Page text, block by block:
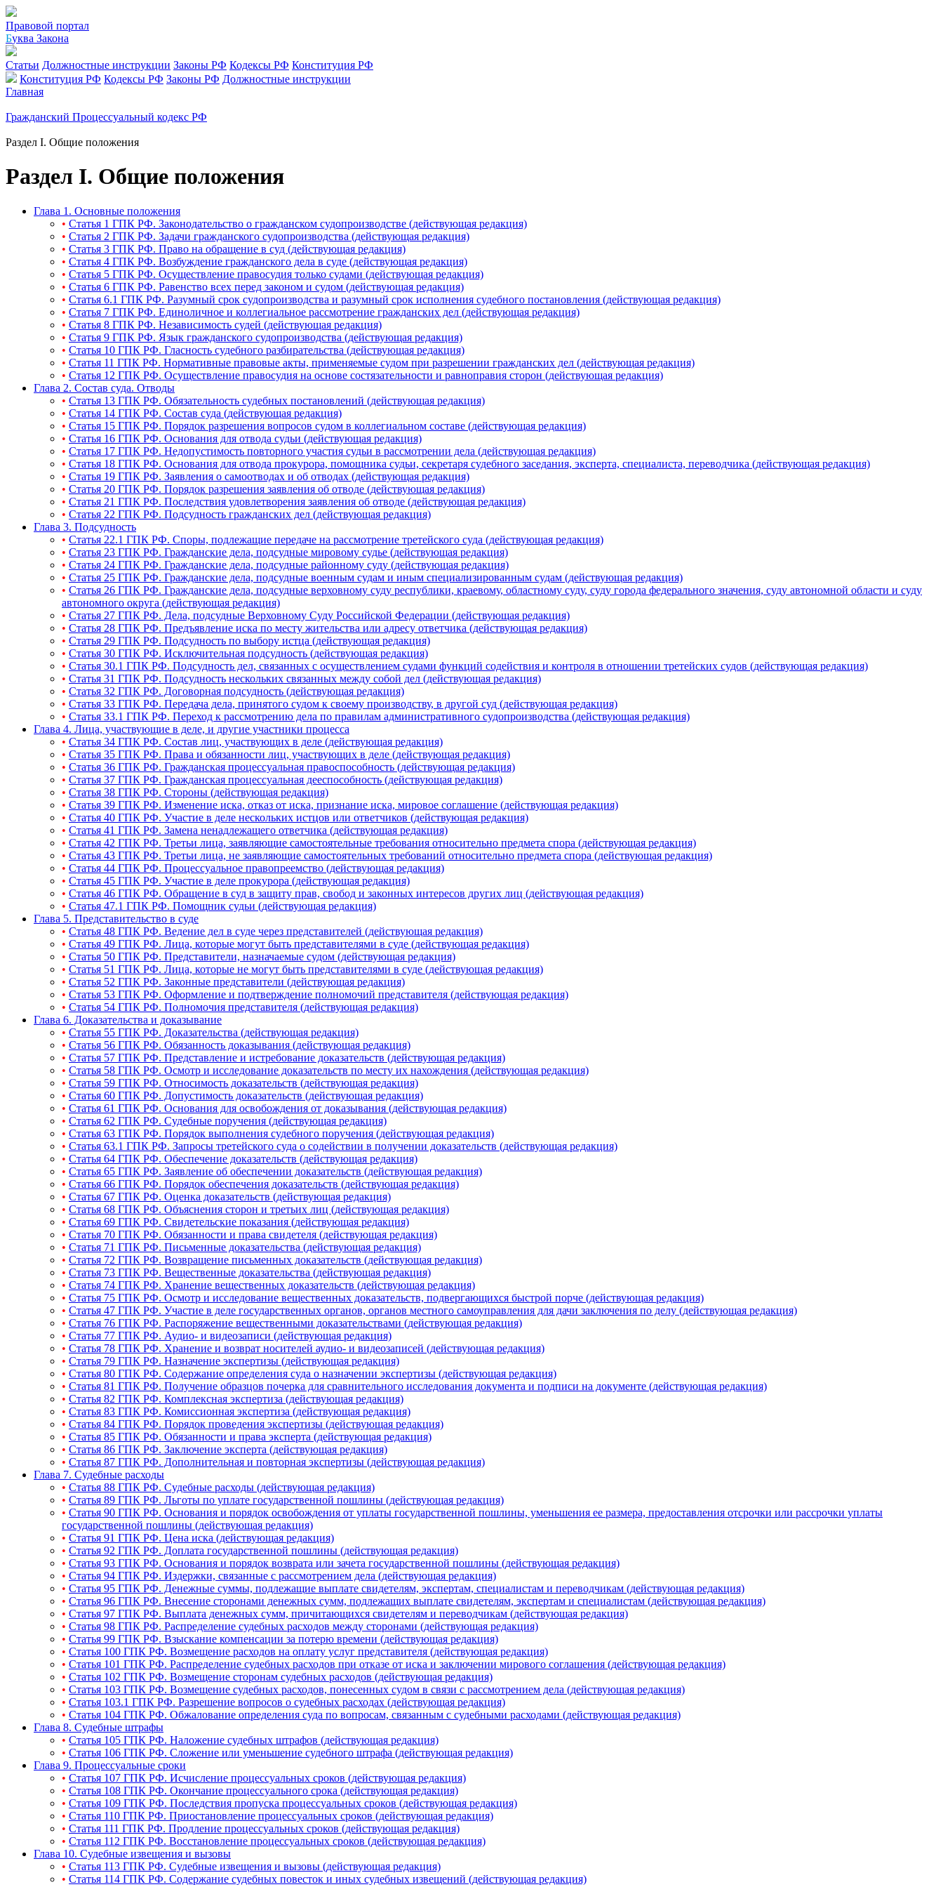
Правовой портал
Буква Закона
Статьи Должностные инструкции Законы РФ Кодексы РФ Конституция РФ
Конституция РФ Кодексы РФ Законы РФ Должностные инструкции
Главная
Гражданский Процессуальный кодекс РФ
Раздел I. Общие положения
Раздел I. Общие положения
Глава 1. Основные положения
• Статья 1 ГПК РФ. Законодательство о гражданском судопроизводстве (действующая редакция)
• Статья 2 ГПК РФ. Задачи гражданского судопроизводства (действующая редакция)
• Статья 3 ГПК РФ. Право на обращение в суд (действующая редакция)
• Статья 4 ГПК РФ. Возбуждение гражданского дела в суде (действующая редакция)
• Статья 5 ГПК РФ. Осуществление правосудия только судами (действующая редакция)
• Статья 6 ГПК РФ. Равенство всех перед законом и судом (действующая редакция)
• Статья 6.1 ГПК РФ. Разумный срок судопроизводства и разумный срок исполнения судебного постановления (действующая редакция)
• Статья 7 ГПК РФ. Единоличное и коллегиальное рассмотрение гражданских дел (действующая редакция)
• Статья 8 ГПК РФ. Независимость судей (действующая редакция)
• Статья 9 ГПК РФ. Язык гражданского судопроизводства (действующая редакция)
• Статья 10 ГПК РФ. Гласность судебного разбирательства (действующая редакция)
• Статья 11 ГПК РФ. Нормативные правовые акты, применяемые судом при разрешении гражданских дел (действующая редакция)
• Статья 12 ГПК РФ. Осуществление правосудия на основе состязательности и равноправия сторон (действующая редакция)
Глава 2. Состав суда. Отводы
• Статья 13 ГПК РФ. Обязательность судебных постановлений (действующая редакция)
• Статья 14 ГПК РФ. Состав суда (действующая редакция)
• Статья 15 ГПК РФ. Порядок разрешения вопросов судом в коллегиальном составе (действующая редакция)
• Статья 16 ГПК РФ. Основания для отвода судьи (действующая редакция)
• Статья 17 ГПК РФ. Недопустимость повторного участия судьи в рассмотрении дела (действующая редакция)
• Статья 18 ГПК РФ. Основания для отвода прокурора, помощника судьи, секретаря судебного заседания, эксперта, специалиста, переводчика (действующая редакция)
• Статья 19 ГПК РФ. Заявления о самоотводах и об отводах (действующая редакция)
• Статья 20 ГПК РФ. Порядок разрешения заявления об отводе (действующая редакция)
• Статья 21 ГПК РФ. Последствия удовлетворения заявления об отводе (действующая редакция)
• Статья 22 ГПК РФ. Подсудность гражданских дел (действующая редакция)
Глава 3. Подсудность
• Статья 22.1 ГПК РФ. Споры, подлежащие передаче на рассмотрение третейского суда (действующая редакция)
• Статья 23 ГПК РФ. Гражданские дела, подсудные мировому судье (действующая редакция)
• Статья 24 ГПК РФ. Гражданские дела, подсудные районному суду (действующая редакция)
• Статья 25 ГПК РФ. Гражданские дела, подсудные военным судам и иным специализированным судам (действующая редакция)
• Статья 26 ГПК РФ. Гражданские дела, подсудные верховному суду республики, краевому, областному суду, суду города федерального значения, суду автономной области и суду
автономного округа (действующая редакция)
• Статья 27 ГПК РФ. Дела, подсудные Верховному Суду Российской Федерации (действующая редакция)
• Статья 28 ГПК РФ. Предъявление иска по месту жительства или адресу ответчика (действующая редакция)
• Статья 29 ГПК РФ. Подсудность по выбору истца (действующая редакция)
• Статья 30 ГПК РФ. Исключительная подсудность (действующая редакция)
• Статья 30.1 ГПК РФ. Подсудность дел, связанных с осуществлением судами функций содействия и контроля в отношении третейских судов (действующая редакция)
• Статья 31 ГПК РФ. Подсудность нескольких связанных между собой дел (действующая редакция)
• Статья 32 ГПК РФ. Договорная подсудность (действующая редакция)
• Статья 33 ГПК РФ. Передача дела, принятого судом к своему производству, в другой суд (действующая редакция)
• Статья 33.1 ГПК РФ. Переход к рассмотрению дела по правилам административного судопроизводства (действующая редакция)
Глава 4. Лица, участвующие в деле, и другие участники процесса
• Статья 34 ГПК РФ. Состав лиц, участвующих в деле (действующая редакция)
• Статья 35 ГПК РФ. Права и обязанности лиц, участвующих в деле (действующая редакция)
• Статья 36 ГПК РФ. Гражданская процессуальная правоспособность (действующая редакция)
• Статья 37 ГПК РФ. Гражданская процессуальная дееспособность (действующая редакция)
• Статья 38 ГПК РФ. Стороны (действующая редакция)
• Статья 39 ГПК РФ. Изменение иска, отказ от иска, признание иска, мировое соглашение (действующая редакция)
• Статья 40 ГПК РФ. Участие в деле нескольких истцов или ответчиков (действующая редакция)
• Статья 41 ГПК РФ. Замена ненадлежащего ответчика (действующая редакция)
• Статья 42 ГПК РФ. Третьи лица, заявляющие самостоятельные требования относительно предмета спора (действующая редакция)
• Статья 43 ГПК РФ. Третьи лица, не заявляющие самостоятельных требований относительно предмета спора (действующая редакция)
• Статья 44 ГПК РФ. Процессуальное правопреемство (действующая редакция)
• Статья 45 ГПК РФ. Участие в деле прокурора (действующая редакция)
• Статья 46 ГПК РФ. Обращение в суд в защиту прав, свобод и законных интересов других лиц (действующая редакция)
• Статья 47.1 ГПК РФ. Помощник судьи (действующая редакция)
Глава 5. Представительство в суде
• Статья 48 ГПК РФ. Ведение дел в суде через представителей (действующая редакция)
• Статья 49 ГПК РФ. Лица, которые могут быть представителями в суде (действующая редакция)
• Статья 50 ГПК РФ. Представители, назначаемые судом (действующая редакция)
• Статья 51 ГПК РФ. Лица, которые не могут быть представителями в суде (действующая редакция)
• Статья 52 ГПК РФ. Законные представители (действующая редакция)
• Статья 53 ГПК РФ. Оформление и подтверждение полномочий представителя (действующая редакция)
• Статья 54 ГПК РФ. Полномочия представителя (действующая редакция)
Глава 6. Доказательства и доказывание
• Статья 55 ГПК РФ. Доказательства (действующая редакция)
• Статья 56 ГПК РФ. Обязанность доказывания (действующая редакция)
• Статья 57 ГПК РФ. Представление и истребование доказательств (действующая редакция)
• Статья 58 ГПК РФ. Осмотр и исследование доказательств по месту их нахождения (действующая редакция)
• Статья 59 ГПК РФ. Относимость доказательств (действующая редакция)
• Статья 60 ГПК РФ. Допустимость доказательств (действующая редакция)
• Статья 61 ГПК РФ. Основания для освобождения от доказывания (действующая редакция)
• Статья 62 ГПК РФ. Судебные поручения (действующая редакция)
• Статья 63 ГПК РФ. Порядок выполнения судебного поручения (действующая редакция)
• Статья 63.1 ГПК РФ. Запросы третейского суда о содействии в получении доказательств (действующая редакция)
• Статья 64 ГПК РФ. Обеспечение доказательств (действующая редакция)
• Статья 65 ГПК РФ. Заявление об обеспечении доказательств (действующая редакция)
• Статья 66 ГПК РФ. Порядок обеспечения доказательств (действующая редакция)
• Статья 67 ГПК РФ. Оценка доказательств (действующая редакция)
• Статья 68 ГПК РФ. Объяснения сторон и третьих лиц (действующая редакция)
• Статья 69 ГПК РФ. Свидетельские показания (действующая редакция)
• Статья 70 ГПК РФ. Обязанности и права свидетеля (действующая редакция)
• Статья 71 ГПК РФ. Письменные доказательства (действующая редакция)
• Статья 72 ГПК РФ. Возвращение письменных доказательств (действующая редакция)
• Статья 73 ГПК РФ. Вещественные доказательства (действующая редакция)
• Статья 74 ГПК РФ. Хранение вещественных доказательств (действующая редакция)
• Статья 75 ГПК РФ. Осмотр и исследование вещественных доказательств, подвергающихся быстрой порче (действующая редакция)
• Статья 47 ГПК РФ. Участие в деле государственных органов, органов местного самоуправления для дачи заключения по делу (действующая редакция)
• Статья 76 ГПК РФ. Распоряжение вещественными доказательствами (действующая редакция)
• Статья 77 ГПК РФ. Аудио- и видеозаписи (действующая редакция)
• Статья 78 ГПК РФ. Хранение и возврат носителей аудио- и видеозаписей (действующая редакция)
• Статья 79 ГПК РФ. Назначение экспертизы (действующая редакция)
• Статья 80 ГПК РФ. Содержание определения суда о назначении экспертизы (действующая редакция)
• Статья 81 ГПК РФ. Получение образцов почерка для сравнительного исследования документа и подписи на документе (действующая редакция)
• Статья 82 ГПК РФ. Комплексная экспертиза (действующая редакция)
• Статья 83 ГПК РФ. Комиссионная экспертиза (действующая редакция)
• Статья 84 ГПК РФ. Порядок проведения экспертизы (действующая редакция)
• Статья 85 ГПК РФ. Обязанности и права эксперта (действующая редакция)
• Статья 86 ГПК РФ. Заключение эксперта (действующая редакция)
• Статья 87 ГПК РФ. Дополнительная и повторная экспертизы (действующая редакция)
Глава 7. Судебные расходы
• Статья 88 ГПК РФ. Судебные расходы (действующая редакция)
• Статья 89 ГПК РФ. Льготы по уплате государственной пошлины (действующая редакция)
• Статья 90 ГПК РФ. Основания и порядок освобождения от уплаты государственной пошлины, уменьшения ее размера, предоставления отсрочки или рассрочки уплаты
государственной пошлины (действующая редакция)
• Статья 91 ГПК РФ. Цена иска (действующая редакция)
• Статья 92 ГПК РФ. Доплата государственной пошлины (действующая редакция)
• Статья 93 ГПК РФ. Основания и порядок возврата или зачета государственной пошлины (действующая редакция)
• Статья 94 ГПК РФ. Издержки, связанные с рассмотрением дела (действующая редакция)
• Статья 95 ГПК РФ. Денежные суммы, подлежащие выплате свидетелям, экспертам, специалистам и переводчикам (действующая редакция)
• Статья 96 ГПК РФ. Внесение сторонами денежных сумм, подлежащих выплате свидетелям, экспертам и специалистам (действующая редакция)
• Статья 97 ГПК РФ. Выплата денежных сумм, причитающихся свидетелям и переводчикам (действующая редакция)
• Статья 98 ГПК РФ. Распределение судебных расходов между сторонами (действующая редакция)
• Статья 99 ГПК РФ. Взыскание компенсации за потерю времени (действующая редакция)
• Статья 100 ГПК РФ. Возмещение расходов на оплату услуг представителя (действующая редакция)
• Статья 101 ГПК РФ. Распределение судебных расходов при отказе от иска и заключении мирового соглашения (действующая редакция)
• Статья 102 ГПК РФ. Возмещение сторонам судебных расходов (действующая редакция)
• Статья 103 ГПК РФ. Возмещение судебных расходов, понесенных судом в связи с рассмотрением дела (действующая редакция)
• Статья 103.1 ГПК РФ. Разрешение вопросов о судебных расходах (действующая редакция)
• Статья 104 ГПК РФ. Обжалование определения суда по вопросам, связанным с судебными расходами (действующая редакция)
Глава 8. Судебные штрафы
• Статья 105 ГПК РФ. Наложение судебных штрафов (действующая редакция)
• Статья 106 ГПК РФ. Сложение или уменьшение судебного штрафа (действующая редакция)
Глава 9. Процессуальные сроки
• Статья 107 ГПК РФ. Исчисление процессуальных сроков (действующая редакция)
• Статья 108 ГПК РФ. Окончание процессуального срока (действующая редакция)
• Статья 109 ГПК РФ. Последствия пропуска процессуальных сроков (действующая редакция)
• Статья 110 ГПК РФ. Приостановление процессуальных сроков (действующая редакция)
• Статья 111 ГПК РФ. Продление процессуальных сроков (действующая редакция)
• Статья 112 ГПК РФ. Восстановление процессуальных сроков (действующая редакция)
Глава 10. Судебные извещения и вызовы
• Статья 113 ГПК РФ. Судебные извещения и вызовы (действующая редакция)
• Статья 114 ГПК РФ. Содержание судебных повесток и иных судебных извещений (действующая редакция)